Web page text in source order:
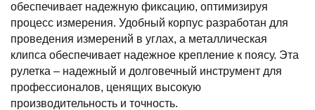
обеспечивает надежную фиксацию, оптимизируя
процесс измерения. Удобный корпус разработан для
проведения измерений в углах, а металлическая
клипса обеспечивает надежное крепление к поясу. Эта
рулетка – надежный и долговечный инструмент для
профессионалов, ценящих высокую
производительность и точность.